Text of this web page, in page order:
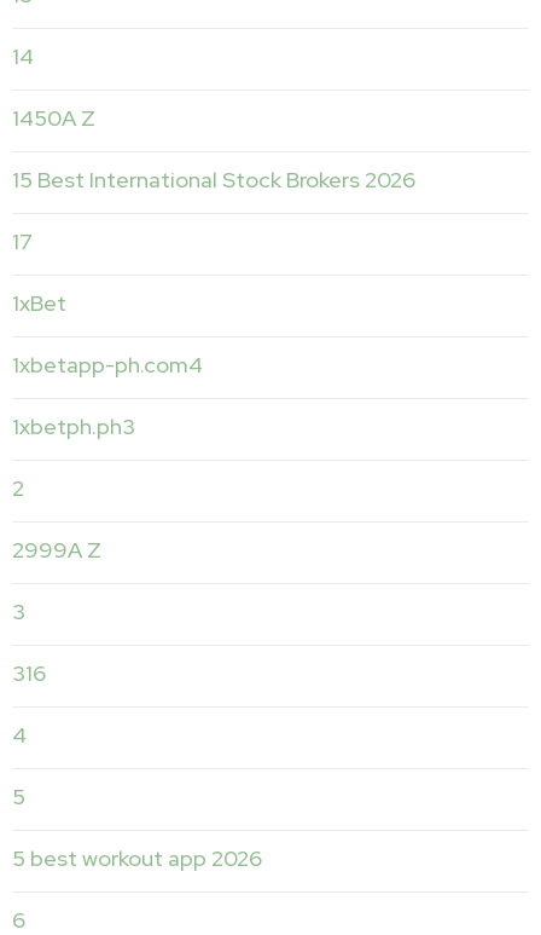
14
1450A Z
15 Best International Stock Brokers 2026
17
1xBet
1xbetapp-ph.com4
1xbetph.ph3
2
2999A Z
3
316
4
5
5 best workout app 2026
6